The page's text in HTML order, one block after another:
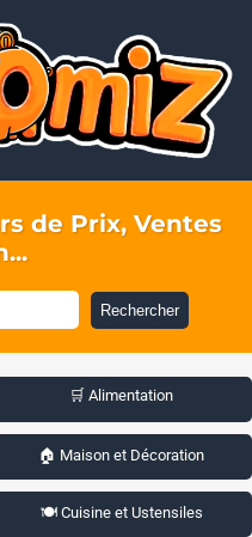
de Prix, Ventes
Rechercher
🛒 Alimentation
🏠 Maison et Décoration
🍽️ Cuisine et Ustensiles